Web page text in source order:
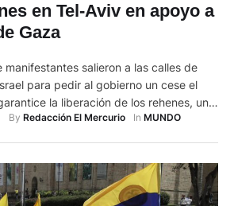
en Tel-Aviv en apoyo a
Gaza
manifestantes salieron a las calles de
para pedir al gobierno un cese el
la liberación de los rehenes, un
el primer ministro Benjamin
By Redacción El Mercurio In MUNDO